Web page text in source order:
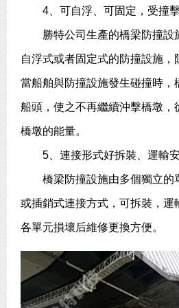
4、可自浮、可固定，受撞
勝特公司生產的橋梁防撞設
自浮式或者固定式的防撞設施，
當船舶與防撞設施發生碰撞時，
船頭，使之不再繼續沖擊橋墩，
橋墩的能量。
5、連接形式好拆裝、運輸
橋梁防撞設施由多個獨立的
或插銷式連接方式，可拆裝，運
各單元損壞后維修更換方便。